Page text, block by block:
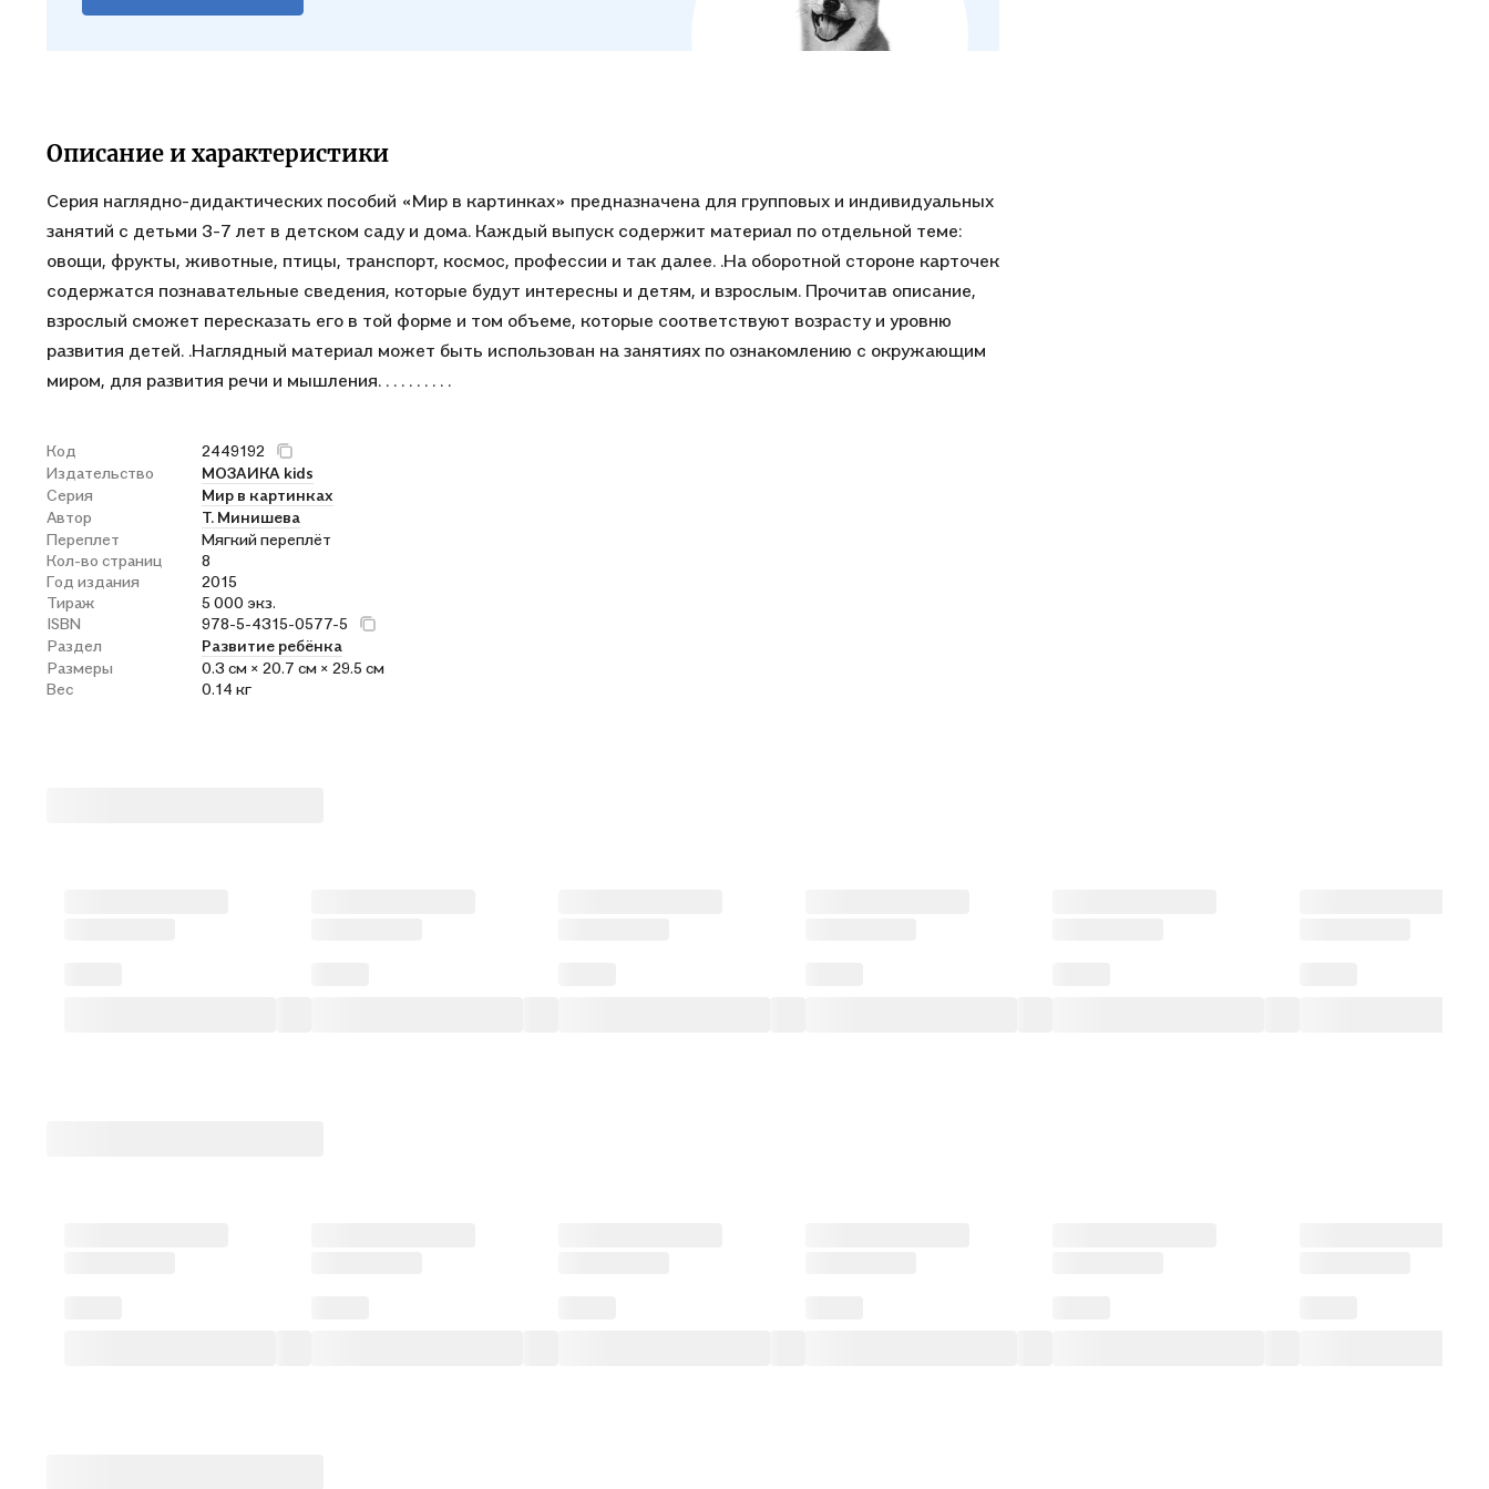
Описание и характеристики
Серия наглядно-дидактических пособий «Мир в картинках» предназначена для групповых и индивидуальных
занятий с детьми 3-7 лет в детском саду и дома. Каждый выпуск содержит материал по отдельной теме:
овощи, фрукты, животные, птицы, транспорт, космос, профессии и так далее. .На оборотной стороне карточек
содержатся познавательные сведения, которые будут интересны и детям, и взрослым. Прочитав описание,
взрослый сможет пересказать его в той форме и том объеме, которые соответствуют возрасту и уровню
развития детей. .Наглядный материал может быть использован на занятиях по ознакомлению с окружающим
миром, для развития речи и мышления. . . . . . . . . .
Код
2449192
Издательство
МОЗАИКА kids
Серия
Мир в картинках
Автор
Т. Минишева
Переплет
Мягкий переплёт
Кол-во страниц
8
Год издания
2015
Тираж
5 000 экз.
ISBN
978-5-4315-0577-5
Раздел
Развитие ребёнка
Размеры
0.3 см × 20.7 см × 29.5 см
Вес
0.14 кг